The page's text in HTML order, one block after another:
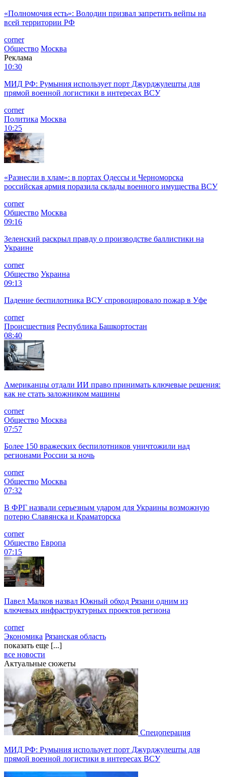
«Полномочия есть»: Володин призвал запретить вейпы на
всей территории РФ
corner
Общество Москва
Реклама
10:30
МИД РФ: Румыния использует порт Джурджулешты для
прямой военной логистики в интересах ВСУ
corner
Политика Москва
10:25
«Разнесли в хлам»: в портах Одессы и Черноморска
российская армия поразила склады военного имущества ВСУ
corner
Общество Москва
09:16
Зеленский раскрыл правду о производстве баллистики на
Украине
corner
Общество Украина
09:13
Падение беспилотника ВСУ спровоцировало пожар в Уфе
corner
Происшествия Республика Башкортостан
08:40
Американцы отдали ИИ право принимать ключевые решения:
как не стать заложником машины
corner
Общество Москва
07:57
Более 150 вражеских беспилотников уничтожили над
регионами России за ночь
corner
Общество Москва
07:32
В ФРГ назвали серьезным ударом для Украины возможную
потерю Славянска и Краматорска
corner
Общество Европа
07:15
Павел Малков назвал Южный обход Рязани одним из
ключевых инфраструктурных проектов региона
corner
Экономика Рязанская область
показать еще [...]
все новости
Актуальные сюжеты
Спецоперация
МИД РФ: Румыния использует порт Джурджулешты для
прямой военной логистики в интересах ВСУ